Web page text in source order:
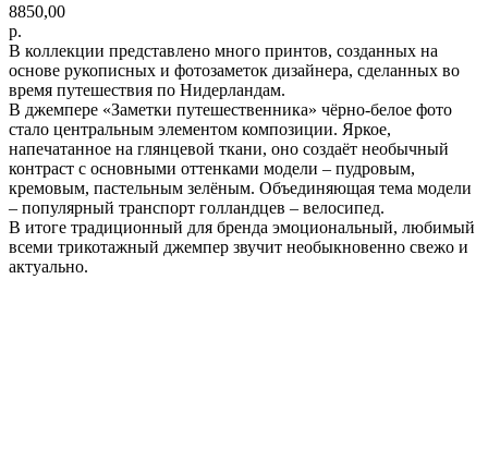
8850,00
р.
В коллекции представлено много принтов, созданных на
основе рукописных и фотозаметок дизайнера, сделанных во
время путешествия по Нидерландам.
В джемпере «Заметки путешественника» чёрно-белое фото
стало центральным элементом композиции. Яркое,
напечатанное на глянцевой ткани, оно создаёт необычный
контраст с основными оттенками модели – пудровым,
кремовым, пастельным зелёным. Объединяющая тема модели
– популярный транспорт голландцев – велосипед.
В итоге традиционный для бренда эмоциональный, любимый
всеми трикотажный джемпер звучит необыкновенно свежо и
актуально.